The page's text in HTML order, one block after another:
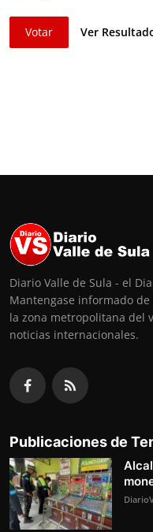
Votar Ver
Diario Valle de Sula - el
Mantengase informado
la zona metropolitana del
noticias internacionales.
Publicaciones de